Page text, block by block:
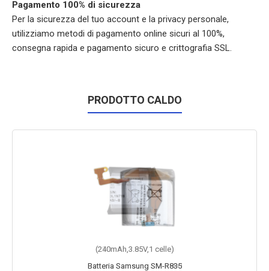
Pagamento 100% di sicurezza
Per la sicurezza del tuo account e la privacy personale,
utilizziamo metodi di pagamento online sicuri al 100%,
consegna rapida e pagamento sicuro e crittografia SSL.
PRODOTTO CALDO
(240mAh,3.85V,1 celle)
Batteria Samsung SM-R835